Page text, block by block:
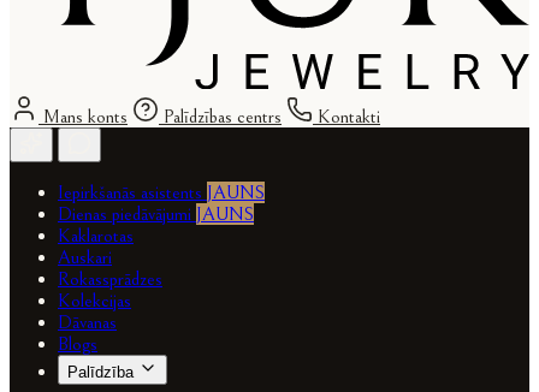
Mans konts Palīdzības centrs Kontakti
Iepirkšanās asistents JAUNS
Dienas piedāvājumi JAUNS
Kaklarotas
Auskari
Rokassprādzes
Kolekcijas
Dāvanas
Blogs
Palīdzība